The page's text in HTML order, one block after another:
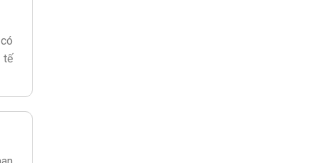
tế